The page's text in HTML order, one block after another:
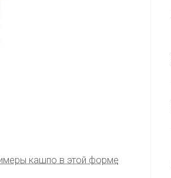
кашпо в этой форме